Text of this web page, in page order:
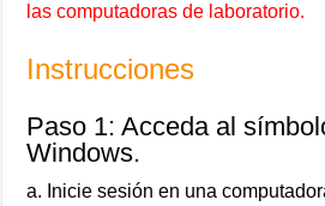
las computadoras de laboratorio.
Instrucciones
Paso 1: Acceda al
Windows.
a. Inicie sesión en una